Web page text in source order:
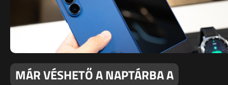
MÁR VÉSHETŐ A NAPTÁRBA A